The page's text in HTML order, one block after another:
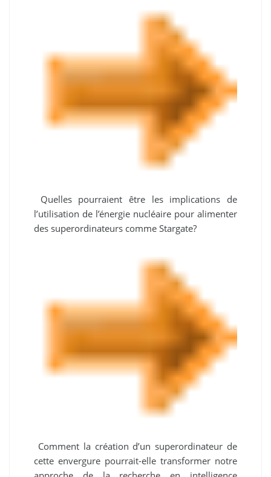
Quelles pourraient être les implications de
l’utilisation de l’énergie nucléaire pour alimenter
des superordinateurs comme Stargate?
Comment la création d’un superordinateur de
cette envergure pourrait-elle transformer notre